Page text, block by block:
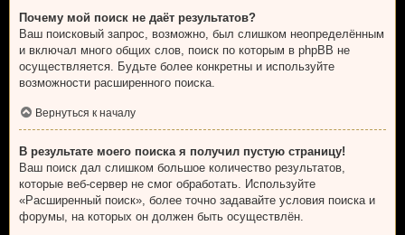
Почему мой поиск не даёт результатов?
Ваш поисковый запрос, возможно, был слишком неопределённым
и включал много общих слов, поиск по которым в phpBB не
осуществляется. Будьте более конкретны и используйте
возможности расширенного поиска.
Вернуться к началу
В результате моего поиска я получил пустую страницу!
Ваш поиск дал слишком большое количество результатов,
которые веб-сервер не смог обработать. Используйте
«Расширенный поиск», более точно задавайте условия поиска и
форумы, на которых он должен быть осуществлён.